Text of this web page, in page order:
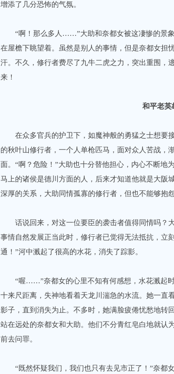
增添了几分恐怖的气氛。
“啊！那么多人……”大助和奈都女被这凄惨的景象
在屋檐下眺望着。虽然是别人的事情，但是奈都女担
汗。不久，修行者费尽了九牛二虎之力，突出重围，
来！
和平老英
在众多官兵的护卫下，如魔神般的勇猛之士想要
的秋叶山修行者，一个人单枪匹马，面对众人苦战，
面。“啊？危险！”大助也十分替他担心，内心不断地
马上的诸侯是德川方面的人，后来才知道他就是大阪
深厚的关系，大助同情孤寡的修行者，但也不能够抱
话说回来，对这一位要臣的袭击者值得同情吗？
事情自然发展正当此时，修行者已觉得无法抵抗，立
通！”河中溅起了很高的水花，消失了踪影。
“喔……”奈都女的心里不知有何感想，水花溅起时
十来尺距离，失神地看着天龙川湍急的水流。她一直
影子，直到消失为止。不多时，她满脸疲倦忧愁地转
站在远处的奈都女和大助。他们不分青红皂白地就认
前去问罪。
“既然怀疑我们，我们也只有去见市正了！”奈都